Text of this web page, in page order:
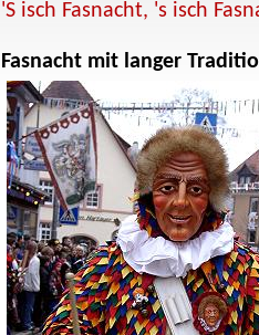
'S isch Fasnacht, 's isch
Fasnacht mit langer